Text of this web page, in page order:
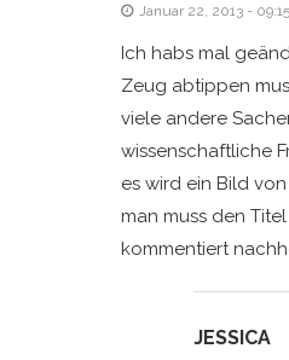
Januar 22, 2013 - 09:15
Ich habs mal
Zeug abtippen
viele andere
wissenschaftliche
es wird ein Bild
man muss den
kommentiert
JESSICA